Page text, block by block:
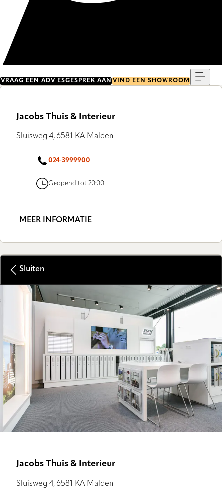
VRAAG EEN ADVIESGESPREK AAN VIND EEN SHOWROOM
Jacobs Thuis & Interieur
Sluisweg 4, 6581 KA Malden
024-3999900
Geopend tot 20:00
MEER INFORMATIE
Sluiten
Jacobs Thuis & Interieur
Sluisweg 4, 6581 KA Malden